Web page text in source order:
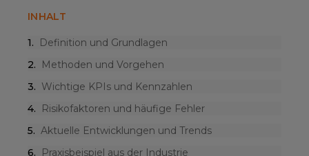
INHALT
1.
Definition und Grundlagen
2.
Methoden und Vorgehen
3. Wichtige KPIs und Kennzahlen
4.
Risikofaktoren und häufige Fehler
5. Aktuelle Entwicklungen und Trends
6.
Praxisbeispiel aus der Industrie